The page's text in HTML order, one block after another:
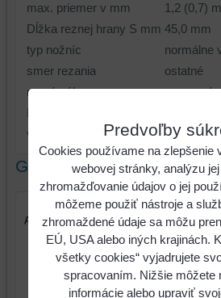
max. priemer v mm
1,2 (0,7)
Dĺžka reznej hrany S mm 45,0 mm
typ nožníc
normálne
smer rezania
ostatné
rezný výkon
nerezová
Rezný výkon 1
výška hlavy (A)
20.0 mm
Galéria
Predvoľby
Cookies používame na zlepšenie
webovej stránky, analýzu
zhromažďovanie údajov o jej
môžeme použiť nástroje a
zhromaždené údaje sa môžu
EÚ, USA alebo iných krajinách.
všetky cookies“ vyjadrujete
spracovaním. Nižšie môžete
informácie alebo upraviť